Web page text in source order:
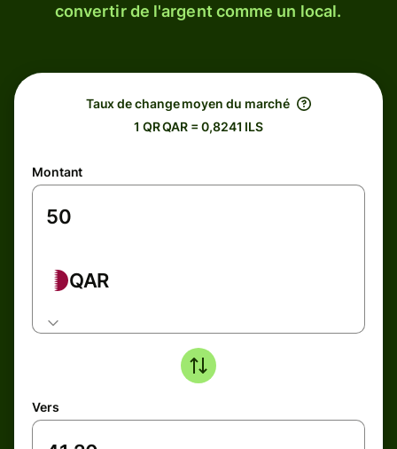
convertir de l'argent comme un local.
Taux de change moyen du marché
1 QR QAR = 0,8241 ILS
Montant
QAR
Vers